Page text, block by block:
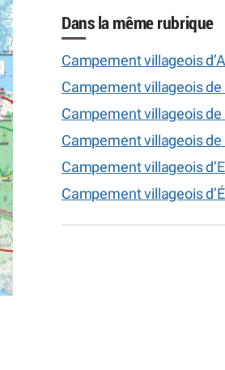
Dans la même rubrique
Campement villageois
Campement villageois de
Campement villageois
Campement villageois de
Campement villageois
Campement villageois